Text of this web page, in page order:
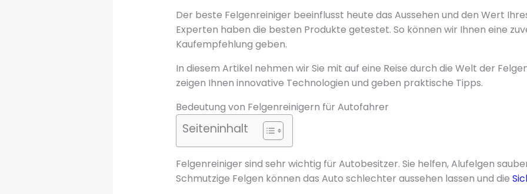
Der beste Felgenreiniger beeinflusst heute das Aussehen und den Wert
Experten haben die besten Produkte getestet. So können wir Ihnen eine
Kaufempfehlung geben.
In diesem Artikel nehmen wir Sie mit auf eine Reise durch die Welt der
zeigen Ihnen innovative Technologien und geben praktische Tipps.
Bedeutung von Felgenreinigern für Autofahrer
Seiteninhalt
Felgenreiniger sind sehr wichtig für Autobesitzer. Sie helfen, Alufelgen
Schmutzige Felgen können das Auto schlechter aussehen lassen und die